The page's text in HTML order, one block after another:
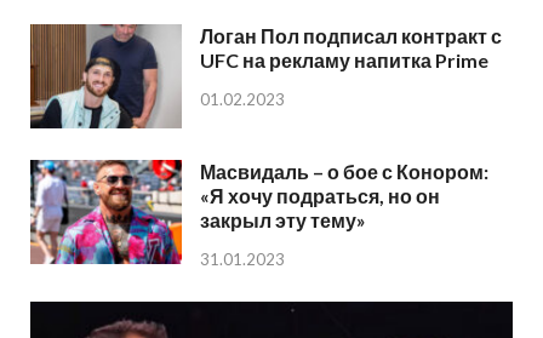
Логан Пол подписал контракт с
UFC на рекламу напитка Prime
01.02.2023
Масвидаль – о бое с Конором:
«Я хочу подраться, но он
закрыл эту тему»
31.01.2023